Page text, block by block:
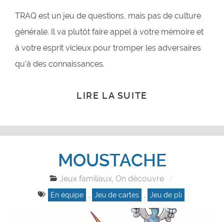
TRAQ est un jeu de questions, mais pas de culture
générale. Il va plutôt faire appel à votre mémoire et
à votre esprit vicieux pour tromper les adversaires
qu’à des connaissances.
LIRE LA SUITE
MOUSTACHE
Jeux familiaux ,On découvre
En équipe Jeu de cartes Jeu de pli